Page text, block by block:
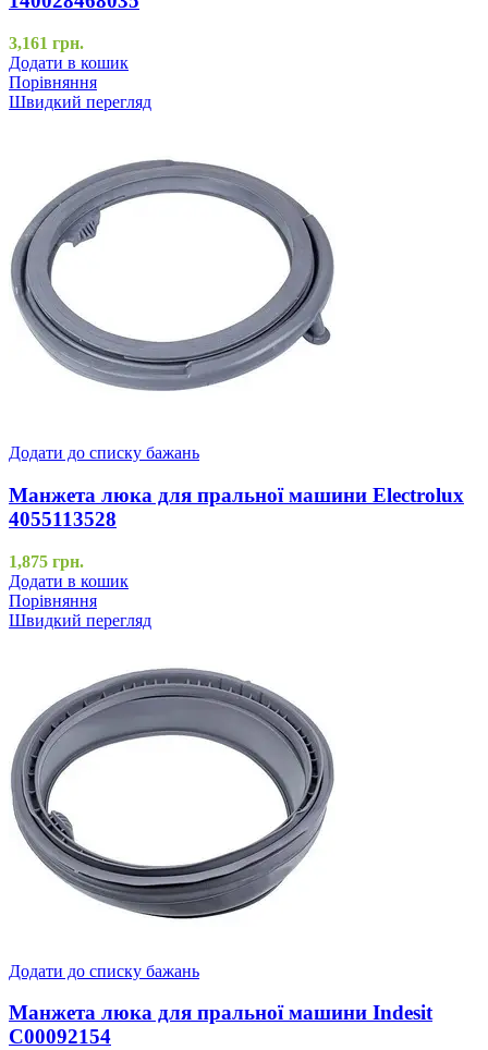
3,161 грн.
Додати в кошик
Порівняння
Швидкий перегляд
Додати до списку бажань
Манжета люка для пральної машини Electrolux
4055113528
1,875 грн.
Додати в кошик
Порівняння
Швидкий перегляд
Додати до списку бажань
Манжета люка для пральної машини Indesit
C00092154